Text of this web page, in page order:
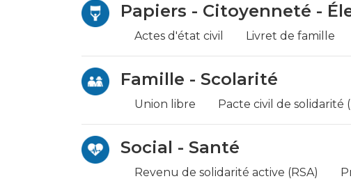
Papiers - Citoyenneté -
Actes d'état civil Livret de famille
Famille - Scolarité
Union libre Pacte civil de solidarité
Social - Santé
Revenu de solidarité active (RSA)